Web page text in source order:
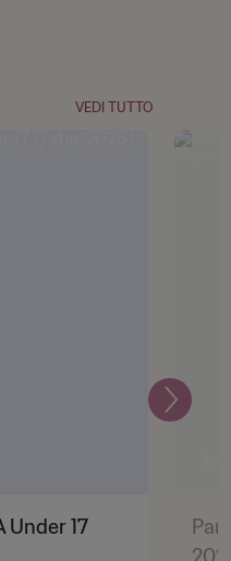
VEDI TUTTO
Under 17